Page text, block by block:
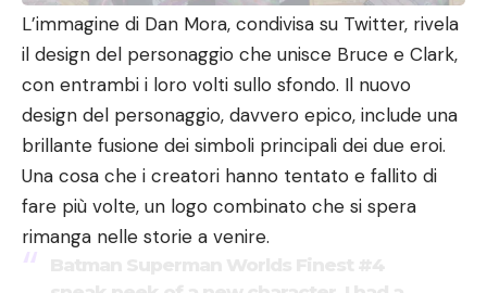
L’immagine di Dan Mora, condivisa su Twitter, rivela
il design del personaggio che unisce Bruce e Clark,
con entrambi i loro volti sullo sfondo. Il nuovo
design del personaggio, davvero epico, include una
brillante fusione dei simboli principali dei due eroi.
Una cosa che i creatori hanno tentato e fallito di
fare più volte, un logo combinato che si spera
rimanga nelle storie a venire.